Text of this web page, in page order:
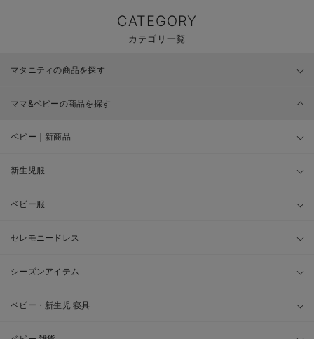
CATEGORY
カテゴリ一覧
マタニティの商品を探す
ママ&ベビーの商品を探す
ベビー｜新商品
新生児服
ベビー服
セレモニードレス
シーズンアイテム
ベビー・新生児 寝具